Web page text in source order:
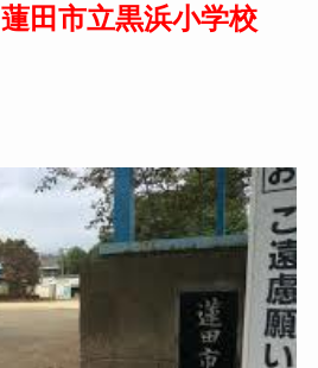
蓮田市立黒浜小学校